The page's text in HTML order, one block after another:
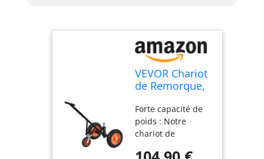
carbone de haute
qualité avec une
surface revêtue de
poudre, notre
déménageur de
remorque est
antirouille et
élégant pour une
utilisation en
L'empattement
VEVOR Chariot
de Remorque,
Charge de
Languette 454
kg, Hauteur
Forte capacité de
poids : Notre
chariot de